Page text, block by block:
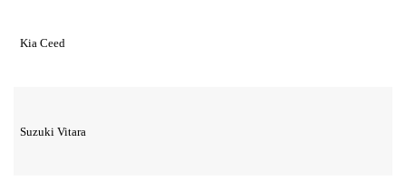
Kia Ceed
Suzuki Vitara